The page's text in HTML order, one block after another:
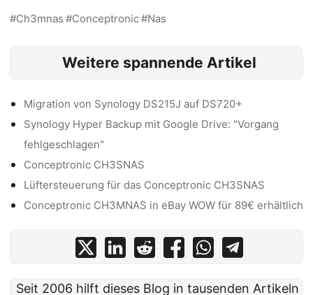
Ch3mnas Conceptronic Nas
Weitere spannende Artikel
Migration von Synology DS215J auf DS720+
Synology Hyper Backup mit Google Drive: "Vorgang
fehlgeschlagen"
Conceptronic CH3SNAS
Lüftersteuerung für das Conceptronic CH3SNAS
Conceptronic CH3MNAS in eBay WOW für 89€ erhältlich
Seit 2006 hilft dieses Blog in tausenden Artikeln